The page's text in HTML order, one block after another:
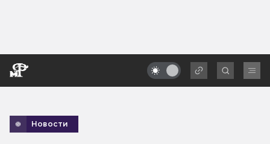
Новости